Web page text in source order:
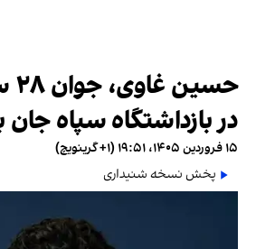
در بازداشتگاه سپاه
۱۵ فروردین ۱۴۰۵، ۱۹:۵۱ (‎+۱ گرینویچ)
پخش نسخه شنیداری